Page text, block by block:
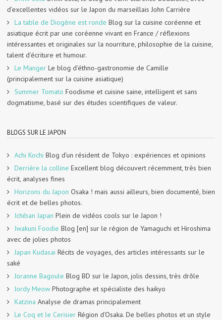
d’excellentes vidéos sur le Japon du marseillais John Carrière
La table de Diogène est ronde Blog sur la cuisine coréenne et
asiatique écrit par une coréenne vivant en France / réflexions
intéressantes et originales sur la nourriture, philosophie de la cuisine,
talent d’écriture et humour.
Le Manger Le blog d’éthno-gastronomie de Camille
(principalement sur la cuisine asiatique)
Summer Tomato Foodisme et cuisine saine, intelligent et sans
dogmatisme, basé sur des études scientifiques de valeur.
BLOGS SUR LE JAPON
Achi Kochi Blog d’un résident de Tokyo : expériences et opinions
Derrière la colline Excellent blog découvert récemment, très bien
écrit, analyses fines
Horizons du Japon Osaka ! mais aussi ailleurs, bien documenté, bien
écrit et de belles photos.
Ichiban Japan Plein de vidéos cools sur le Japon !
Iwakuni Foodie Blog [en] sur le région de Yamaguchi et Hiroshima
avec de jolies photos
Japan Kudasai Récits de voyages, des articles intéressants sur le
saké
Joranne Bagoule Blog BD sur le Japon, jolis dessins, très drôle
Jordy Meow Photographe et spécialiste des haikyo
Katzina Analyse de dramas principalement
Le Coq et le Cerisier Région d’Osaka. De belles photos et un style